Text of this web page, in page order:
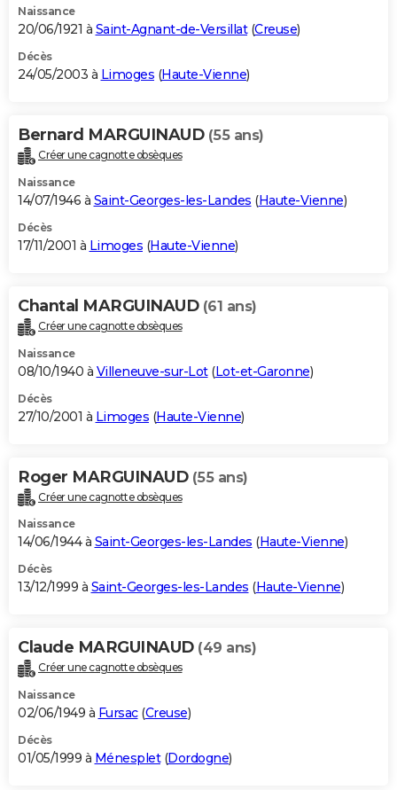
Naissance
20/06/1921 à Saint-Agnant-de-Versillat(Creuse)
Décès
24/05/2003 à Limoges (Haute-Vienne)
Bernard MARGUINAUD (55 ans)
Créer une cagnotte obsèques
Naissance
14/07/1946 à Saint-Georges-les-Landes (Haute-Vienne)
Décès
17/11/2001 à Limoges (Haute-Vienne)
Chantal MARGUINAUD (61 ans)
Créer une cagnotte obsèques
Naissance
08/10/1940 à Villeneuve-sur-Lot(Lot-et-Garonne)
Décès
27/10/2001 à Limoges (Haute-Vienne)
Roger MARGUINAUD (55 ans)
Créer une cagnotte obsèques
Naissance
14/06/1944 à Saint-Georges-les-Landes (Haute-Vienne)
Décès
13/12/1999 à Saint-Georges-les-Landes (Haute-Vienne)
Claude MARGUINAUD (49 ans)
Créer une cagnotte obsèques
Naissance
02/06/1949 à Fursac(Creuse)
Décès
01/05/1999 à Ménesplet(Dordogne)